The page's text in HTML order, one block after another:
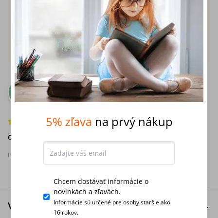
Pridať recenziu
S
samuel (1)
11. apríla 2026
Odporúčam - hodnotím na 5 z 5 hviezdičiek.
Pomohla vám táto recenzia?
Vydavateľská anotácia
5% zľava na prvý nákup
Chcem dostávať informácie o
novinkách a zľavách.
Informácie sú určené pre osoby staršie ako
16 rokov.